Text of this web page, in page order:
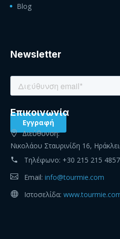
Blog
Newsletter
Eπικοινωνία
Διεύθυνση:
Νικολάου Σταυρινίδη 16,
Τηλέφωνο: +30 215 215 4857
Email: info@tourmie.com
Ιστοσελίδα: